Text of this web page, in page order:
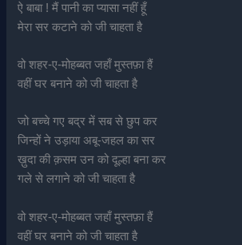
ऐ बाबा ! मैं पानी का प्यासा नहीं हूँ
मेरा सर कटाने को जी चाहता है
वो शहर-ए-मोहब्बत जहाँ मुस्तफ़ा हैं
वहीं घर बनाने को जी चाहता है
जो बच्चे गए बद्र में सब से छुप कर
जिन्हों ने उड़ाया अबू-जहल का सर
ख़ुदा की क़सम उन को दूल्हा बना कर
गले से लगाने को जी चाहता है
वो शहर-ए-मोहब्बत जहाँ मुस्तफ़ा हैं
वहीं घर बनाने को जी चाहता है